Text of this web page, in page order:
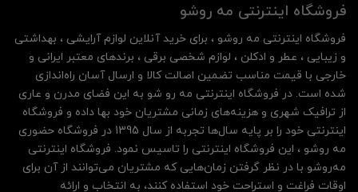
فروشگاه اینترنتی مه‌ رو‌شو
فروشگاه اینترنتی مه‌ رو‌شو ، برای خرید آنلاین لوازم آرایشی ، بهداشتی
و زیبایی ، عطر و ادکلن ، لوازم شخصی برقی ، برندهای معتبر ایرانی و
خارجی با قیمت مناسب تضمین اصالت کالا و ارسال آسان راه‌اندازی
شده است. در فروشگاه اینترنتی مه رو شو به این فضای مدرن و عاری
از ترافیک شهری و هزینه‌های زمانی مشتریان خود بها داده و فروشگاه
اینترنتی خود را بر پایه سال‌ها تجربه از سال 1395 در فروشگاه حضوری
مه روشو ، این فروشگاه اینترنتی را تاسیس نمود. فروشگاه اینترنتی
مه‌رو‌شو با در نظر گرفتن زمان‌هایی که مشتریان می‌توانند از آن‌ برای
اوقات فراغت و استراحت خود استفاده کنند، به انتخاب و ارائه